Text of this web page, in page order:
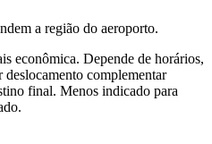
a região do aeroporto.
econômica. Depende de horários,
complementar
final. Menos indicado para